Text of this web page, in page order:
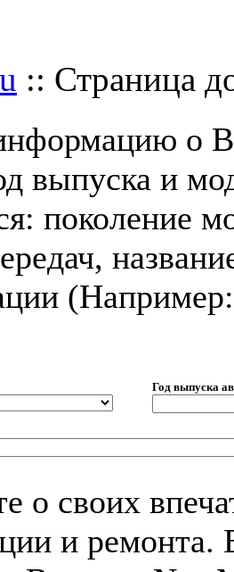
:: Страница
о
выпуска и
поколение
Год выпуска
о своих
и